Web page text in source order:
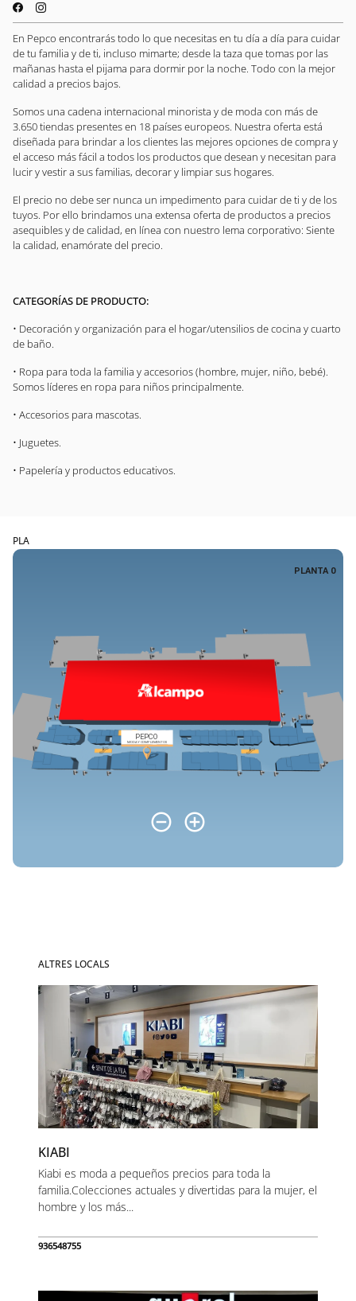
En Pepco encontrarás todo lo que necesitas en tu día a día para cuidar
de tu familia y de ti, incluso mimarte; desde la taza que tomas por las
mañanas hasta el pijama para dormir por la noche. Todo con la mejor
calidad a precios bajos.
Somos una cadena internacional minorista y de moda con más de
3.650 tiendas presentes en 18 países europeos. Nuestra oferta está
diseñada para brindar a los clientes las mejores opciones de compra y
el acceso más fácil a todos los productos que desean y necesitan para
lucir y vestir a sus familias, decorar y limpiar sus hogares.
El precio no debe ser nunca un impedimento para cuidar de ti y de los
tuyos. Por ello brindamos una extensa oferta de productos a precios
asequibles y de calidad, en línea con nuestro lema corporativo: Siente
la calidad, enamórate del precio.
CATEGORÍAS DE PRODUCTO:
• Decoración y organización para el hogar/utensilios de cocina y cuarto
de baño.
• Ropa para toda la familia y accesorios (hombre, mujer, niño, bebé).
Somos líderes en ropa para niños principalmente.
• Accesorios para mascotas.
• Juguetes.
• Papelería y productos educativos.
PLA
ALTRES LOCALS
KIABI
Kiabi es moda a pequeños precios para toda la
familia.Colecciones actuales y divertidas para la mujer, el
hombre y los más...
936548755